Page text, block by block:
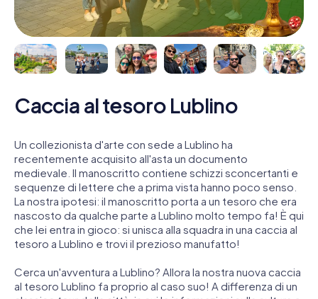
Caccia al tesoro Lublino
Un collezionista d'arte con sede a Lublino ha
recentemente acquisito all'asta un documento
medievale. Il manoscritto contiene schizzi sconcertanti e
sequenze di lettere che a prima vista hanno poco senso.
La nostra ipotesi: il manoscritto porta a un tesoro che era
nascosto da qualche parte a Lublino molto tempo fa! È qui
che lei entra in gioco: si unisca alla squadra in una caccia al
tesoro a Lublino e trovi il prezioso manufatto!
Cerca un'avventura a Lublino? Allora la nostra nuova caccia
al tesoro Lublino fa proprio al caso suo! A differenza di un